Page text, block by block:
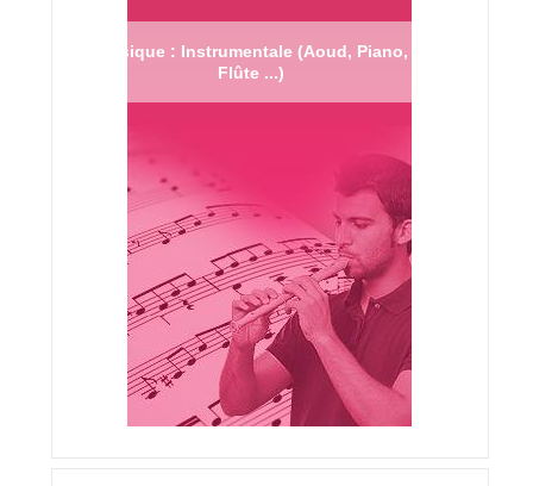
Musique : Instrumentale (Aoud, Piano,
Flûte ...)